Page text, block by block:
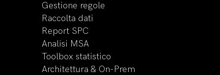
Gestione regole
Raccolta dati
Report SPC
Analisi MSA
Toolbox statistico
Architettura & On-Prem